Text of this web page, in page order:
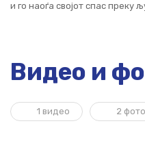
и го наоѓа својот спас преку
Видео и
1 видео 2